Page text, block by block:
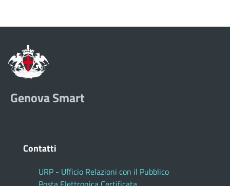
Genova Smart
Contatti
URP - Ufficio Relazioni con il Pubblico